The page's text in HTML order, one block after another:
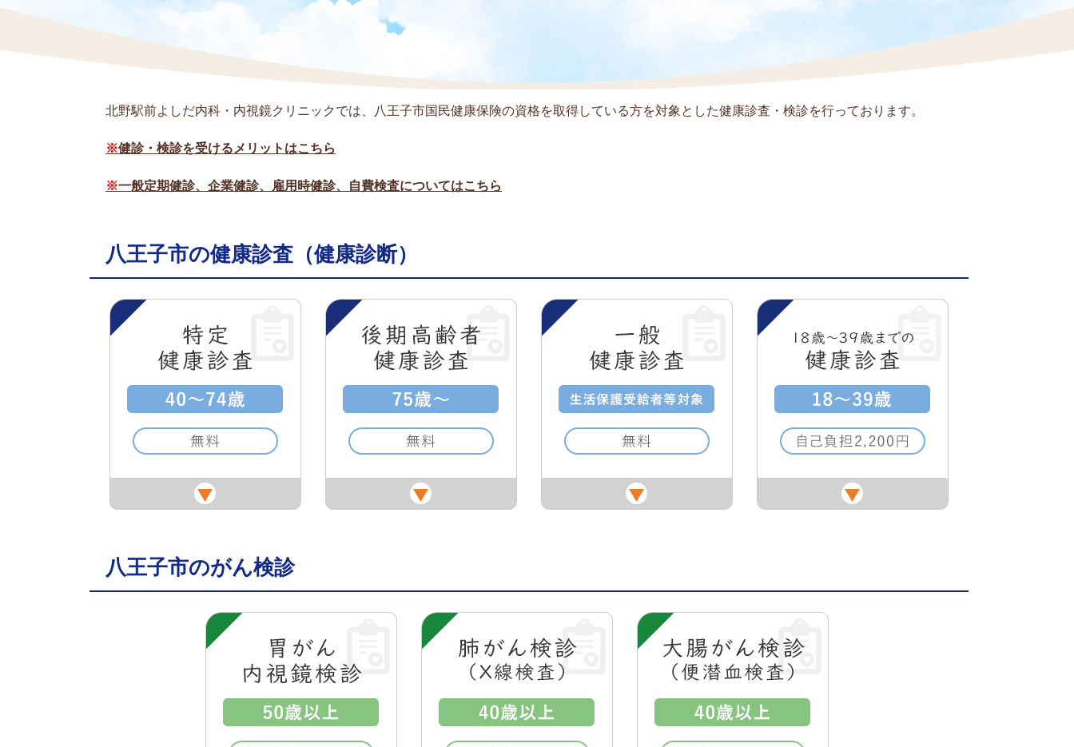
北野駅前よしだ内科・内視鏡クリニックでは、八王子市国民健康保険の資格を取得している方を対象とした健康診査・検診を行っております。
※健診・検診を受けるメリットはこちら
※一般定期健診、企業健診、雇用時健診、自費検査についてはこちら
八王子市の健康診査（健康診断）
八王子市のがん検診